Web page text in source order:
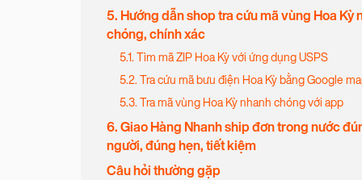
5. Hướng dẫn shop tra cứu mã vùng Hoa Kỳ
chóng, chính xác
5.1. Tìm mã ZIP Hoa Kỳ với ứng dụng USPS
5.2. Tra cứu mã bưu điện Hoa Kỳ bằng Google
5.3. Tra mã vùng Hoa Kỳ nhanh chóng với app
6. Giao Hàng Nhanh ship đơn trong nước
người, đúng hẹn, tiết kiệm
Câu hỏi thường gặp